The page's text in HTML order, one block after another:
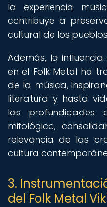
la experiencia
contribuye a
cultural de los
Además, la
en el Folk Metal ha
de la música,
literatura y hasta
las profundidades
mitológico,
relevancia de las
cultura
3.
del Folk Metal